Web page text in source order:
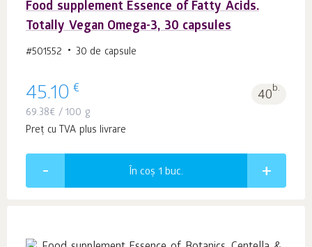
Food supplement Essence of Fatty Acids.
Totally Vegan Omega-3, 30 capsules
#501552 30 de capsule
45.10 € 40b.
69.38€ / 100 g
Preț cu TVA plus livrare
În coș 1 buc.